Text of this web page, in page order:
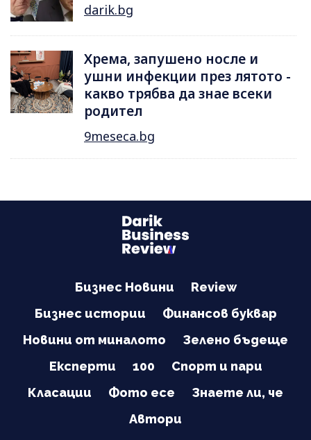
darik.bg
Хрема, запушено носле и
ушни инфекции през лятотo -
какво трябва да знае всеки
родител
9meseca.bg
Бизнес Новини
Review
Бизнес истории
Финансов буквар
Новини от миналото
Зелено бъдеще
Експерти
100
Спорт и пари
Класации
Фото есе
Знаете ли, че
Автори